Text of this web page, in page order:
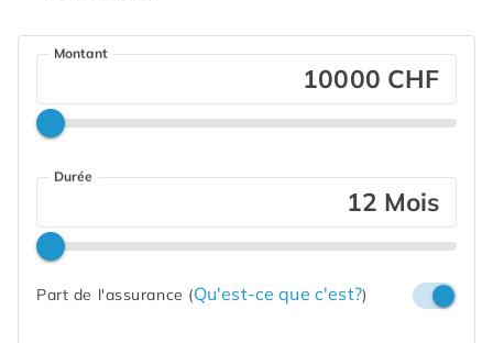
CHF
Montant
Mois
Durée
Part de l'assurance (Qu'est-ce que c'est?)